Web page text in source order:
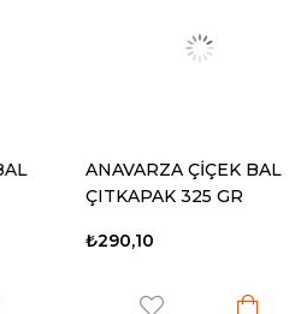
ANAVARZA ÇİÇEK BALI
ÇITKAPAK 325 GR
₺290,10